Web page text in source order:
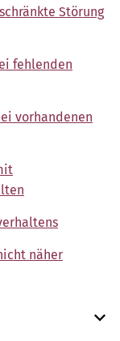
Störung
fehlenden
vorhandenen
näher